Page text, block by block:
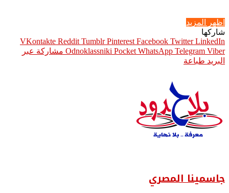
اظهر المزيد
شاركها
Facebook Twitter LinkedIn
Pinterest
Odnoklassniki Pocket WhatsApp Telegram Viber
مشاركة عبر
البريد طباعة
جاسمينا المصري